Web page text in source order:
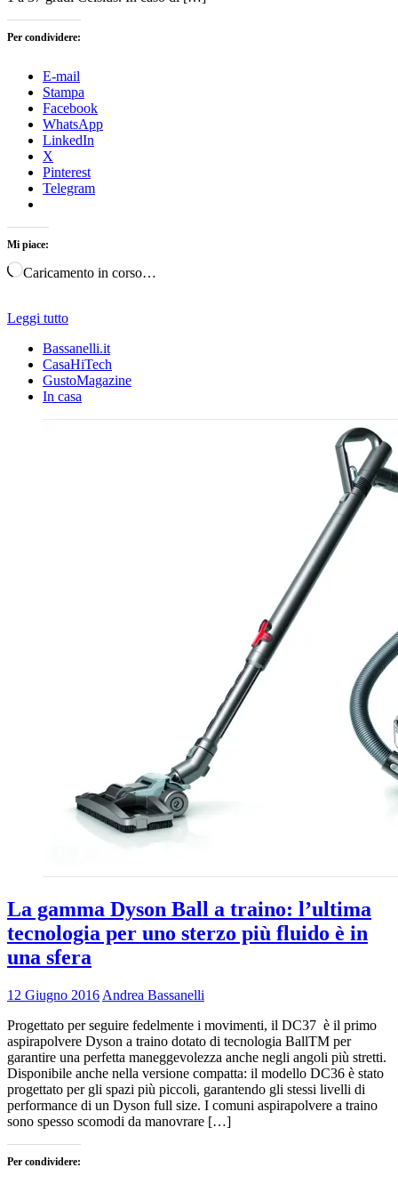
Per condividere:
E-mail
Stampa
Facebook
WhatsApp
LinkedIn
X
Pinterest
Telegram
Mi piace:
Caricamento in corso…
Leggi tutto
Bassanelli.it
CasaHiTech
GustoMagazine
In casa
La gamma Dyson Ball a traino: l’ultima
tecnologia per uno sterzo più fluido è in
una sfera
12 Giugno 2016 Andrea Bassanelli
Progettato per seguire fedelmente i movimenti, il DC37 è il primo
aspirapolvere Dyson a traino dotato di tecnologia BallTM per
garantire una perfetta maneggevolezza anche negli angoli più stretti.
Disponibile anche nella versione compatta: il modello DC36 è stato
progettato per gli spazi più piccoli, garantendo gli stessi livelli di
performance di un Dyson full size. I comuni aspirapolvere a traino
sono spesso scomodi da manovrare […]
Per condividere: